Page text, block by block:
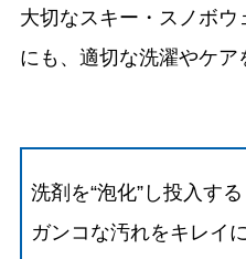
大切なスキー・スノボ
にも、適切な洗濯やケア
洗剤を“泡化”し投入す
ガンコな汚れをキレイ